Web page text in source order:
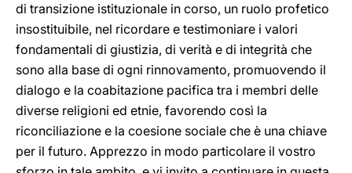
di transizione istituzionale in corso, un ruolo profetico
insostituibile, nel ricordare e testimoniare i valori
fondamentali di giustizia, di verità e di integrità che
sono alla base di ogni rinnovamento, promuovendo il
dialogo e la coabitazione pacifica tra i membri delle
diverse religioni ed etnie, favorendo così la
riconciliazione e la coesione sociale che è una chiave
per il futuro. Apprezzo in modo particolare il vostro